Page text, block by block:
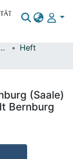
Heft
(Saale)
Bernburg